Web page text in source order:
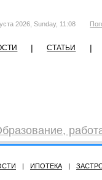
2026, Sunday, 11:08
| СТАТЬИ |
| ИПОТЕКА |